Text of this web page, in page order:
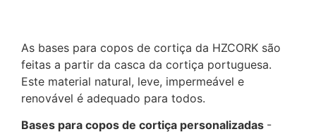
As bases para copos de cortiça da HZCORK são
feitas a partir da casca da cortiça portuguesa.
Este material natural, leve, impermeável e
renovável é adequado para todos.
Bases para copos de cortiça personalizadas -